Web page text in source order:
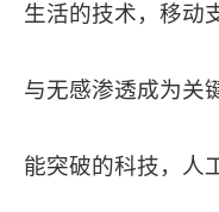
生活的技术，移动
与无感渗透成为关
能突破的科技，人